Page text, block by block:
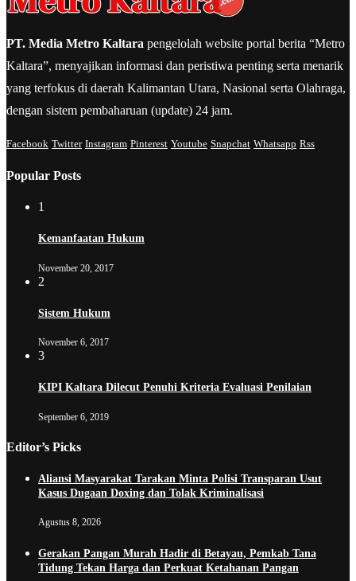
PT. Media Metro Kaltara pengelolah website portal berita “Metro
Kaltara”, menyajikan informasi dan peristiwa penting serta menarik
yang terfokus di daerah Kalimantan Utara, Nasional serta Olahraga,
dengan sistem pembaharuan (update) 24 jam.
Facebook Twitter Instagram Pinterest Youtube Snapchat Whatsapp Rss
Popular Posts
1
Kemanfaatan Hukum
November 20, 2017
2
Sistem Hukum
November 6, 2017
3
KIPI Kaltara Dilecut Penuhi Kriteria Evaluasi Penilaian
September 6, 2019
Editor’s Picks
Aliansi Masyarakat Tarakan Minta Polisi Transparan Usut
Kasus Dugaan Doxing dan Tolak Kriminalisasi
Agustus 8, 2026
Gerakan Pangan Murah Hadir di Betayau, Pemkab Tana
Tidung Tekan Harga dan Perkuat Ketahanan Pangan